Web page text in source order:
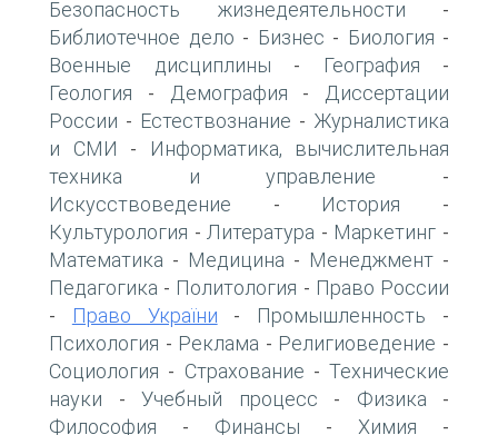
Безопасность жизнедеятельности -
Библиотечное дело - Бизнес - Биология -
Военные дисциплины - География -
Геология - Демография -
Диссертации
России - Естествознание - Журналистика
и СМИ -
Информатика, вычислительная
техника и управление -
Искусствоведение - История -
Культурология - Литература - Маркетинг -
Математика - Медицина - Менеджмент -
Педагогика - Политология - Право России
- Право України - Промышленность -
Психология - Реклама - Религиоведение -
Социология - Страхование - Технические
науки - Учебный процесс - Физика -
Философия - Финансы - Химия -